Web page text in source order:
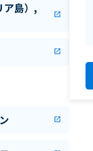
ア島）,
open_in_new
open_in_new
open_in_new